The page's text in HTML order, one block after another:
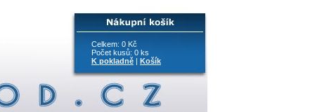
Celkem: 0 Kč
Počet kusů: 0 ks
K pokladně | Košík